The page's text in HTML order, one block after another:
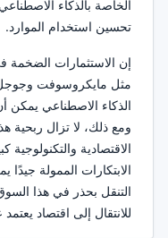
الخاصة بالذكاء
تحسين استخدام الموارد.
إن الاستثمارات
الذكاء الاصطناعي يمكن
ومع ذلك، لا تزال ربحية
الاقتصادية والتكنولوجية
الابتكارات الممولة
التنقل بحذر في هذا
للانتقال إلى اقتصاد